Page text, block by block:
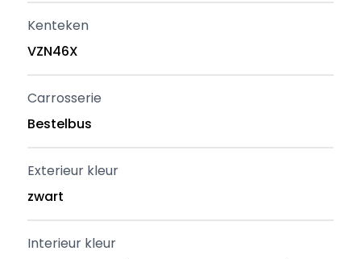
Kenteken
VZN46X
Carrosserie
Bestelbus
Exterieur kleur
zwart
Interieur kleur